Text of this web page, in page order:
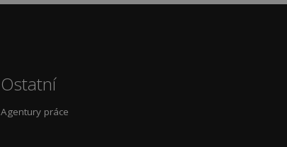
Ostatní
Agentury práce